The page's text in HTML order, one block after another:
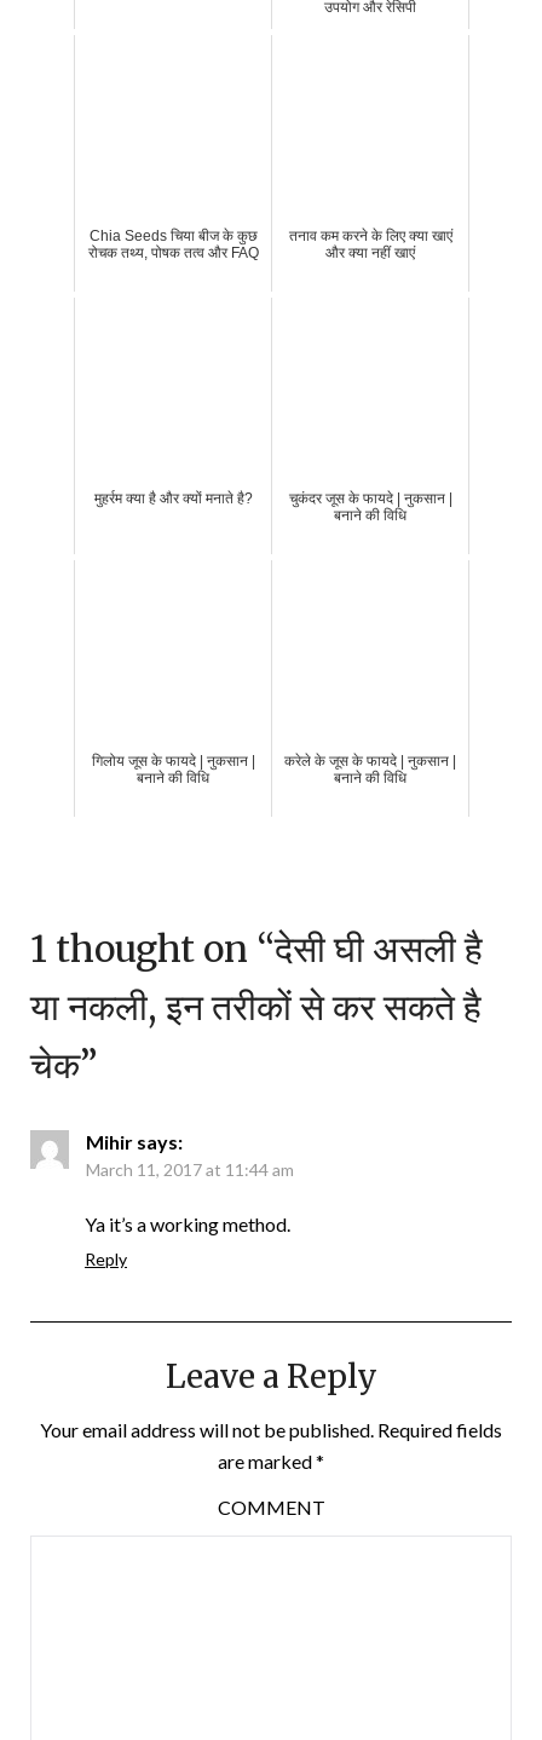
उपयोग और रेसिपी
Chia Seeds चिया बीज के कुछ
रोचक तथ्य, पोषक तत्व और FAQ
तनाव कम करने के लिए क्या खाएं
और क्या नहीं खाएं
मुहर्रम क्या है और क्यों मनाते है?
चुकंदर जूस के फायदे | नुकसान |
बनाने की विधि
गिलोय जूस के फायदे | नुकसान |
बनाने की विधि
करेले के जूस के फायदे | नुकसान |
बनाने की विधि
1 thought on “देसी घी असली है
या नकली, इन तरीकों से कर सकते है
चेक”
Mihir says:
March 11, 2017 at 11:44 am
Ya it’s a working method.
Reply
Leave a Reply
Your email address will not be published. Required fields
are marked*
COMMENT